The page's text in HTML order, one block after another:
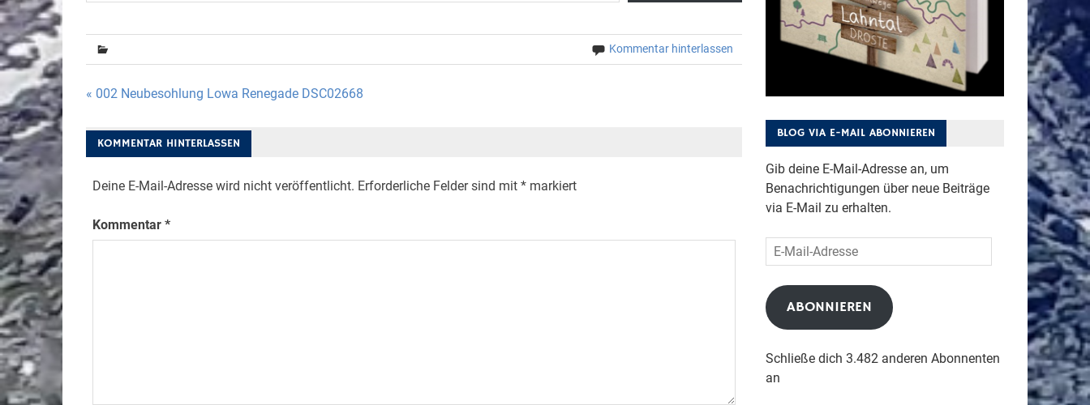
Kommentar hinterlassen
Beitragsnavigation
« 002 Neubesohlung Lowa Renegade DSC02668
KOMMENTAR HINTERLASSEN
Deine E-Mail-Adresse wird nicht veröffentlicht. Erforderliche Felder sind mit *markiert
Kommentar *
BLOG VIA E-MAIL ABONNIEREN
Gib deine E-Mail-Adresse an, um
Benachrichtigungen über neue Beiträge
via E-Mail zu erhalten.
E-
Mail-
Adresse
ABONNIEREN
Schließe dich 3.482 anderen Abonnenten
an